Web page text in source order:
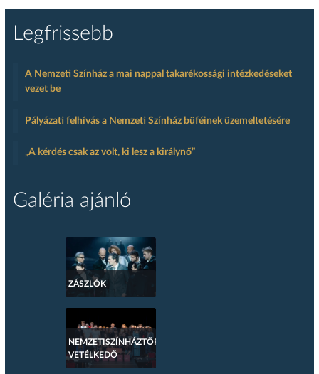
Legfrissebb
A Nemzeti Színház a mai nappal takarékossági intézkedéseket
vezet be
Pályázati felhívás a Nemzeti Színház büféinek üzemeltetésére
„A kérdés csak az volt, ki lesz a királynő”
Galéria ajánló
ZÁSZLÓK
NEMZETISZÍNHÁZTÖRTÉNETI
VETÉLKEDŐ